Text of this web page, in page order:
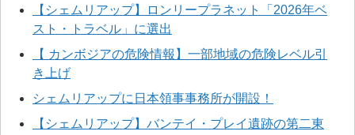
【シェムリアップ】ロンリープラネット「2026年ベ
スト・トラベル」に選出
【 カンボジアの危険情報】一部地域の危険レベル引
き上げ
シェムリアップに日本領事事務所が開設！
【シェムリアップ】バンテイ・プレイ遺跡の第二東